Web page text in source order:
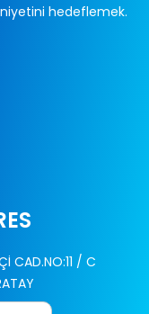
hedeflemek.
CAD.NO:11 / C